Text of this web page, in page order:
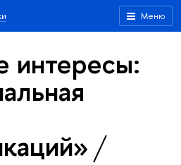
Меню
интересы: